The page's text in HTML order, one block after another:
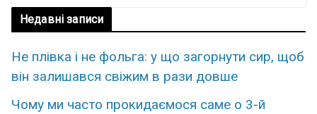
Недавні записи
Не плівка і не фольга: у що загорнути сир, щоб
він залишався свіжим в рази довше
Чому ми часто прокидаємося саме о 3-й